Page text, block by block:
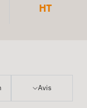
HT
Avis